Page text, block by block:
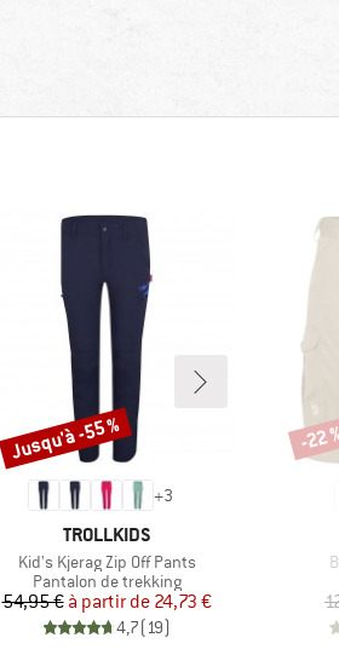
+3
MARQUE
TROLLKIDS
Article
Kid's Kjerag Zip Off Pants
Product group
Pantalon de trekking
Prix
54,95 € Prix réduit
à partir de 24,73 €
4,7(19)
Remise
Jusqu'à -55 % -22